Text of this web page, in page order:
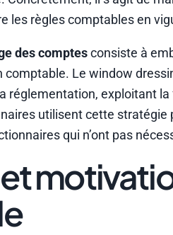
les règles comptables en
des comptesconsiste à
comptable. Le window
réglementation, exploitant
utilisent cette stratégie
qui n’ont pas